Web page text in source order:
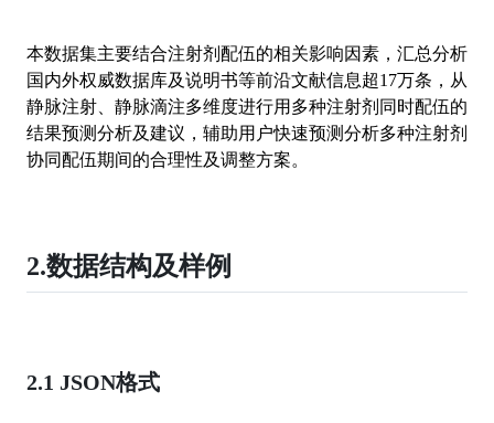
本数据集主要结合注射剂配伍的相关影响因素，汇总分析
国内外权威数据库及说明书等前沿文献信息超17万条，从
静脉注射、静脉滴注多维度进行用多种注射剂同时配伍的
结果预测分析及建议，辅助用户快速预测分析多种注射剂
协同配伍期间的合理性及调整方案。
2.数据结构及样例
2.1 JSON格式